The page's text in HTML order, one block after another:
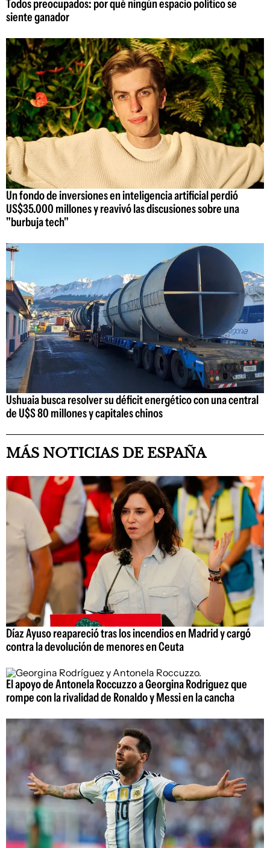
Todos preocupados: por qué ningún espacio político se
siente ganador
Un fondo de inversiones en inteligencia artificial perdió
US$35.000 millones y reavivó las discusiones sobre una
"burbuja tech"
Ushuaia busca resolver su déficit energético con una central
de U$S 80 millones y capitales chinos
MÁS NOTICIAS DE ESPAÑA
Díaz Ayuso reapareció tras los incendios en Madrid y cargó
contra la devolución de menores en Ceuta
El apoyo de Antonela Roccuzzo a Georgina Rodriguez que
rompe con la rivalidad de Ronaldo y Messi en la cancha